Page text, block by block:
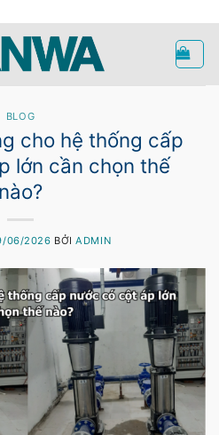
BLOG
cho hệ thống cấp
lớn cần chọn thế
nào?
06/2026 BỞIADMIN